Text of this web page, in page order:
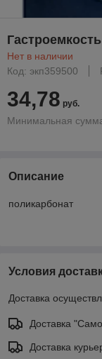
Нет в наличии
Код: экп359500
34,78 руб.
Минимальная
Описание
поликарбонат
Условия
Доставка
Доставка
Доставка